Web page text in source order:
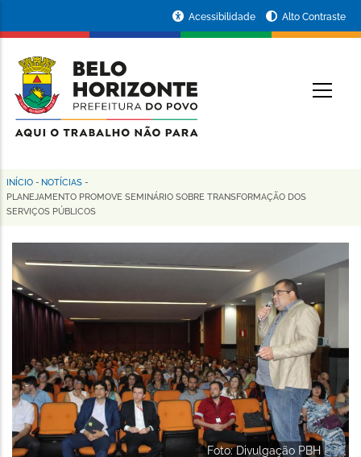
conteúdo
principal
da
Prefeitura
de
Horizonte
Acessibilidade Alto Contraste
Trilha
de
navegação
INÍCIO - NOTÍCIAS -
PLANEJAMENTO PROMOVE SEMINÁRIO SOBRE TRANSFORMAÇÃO DOS
SERVIÇOS PÚBLICOS
Foto: Divulgação PBH